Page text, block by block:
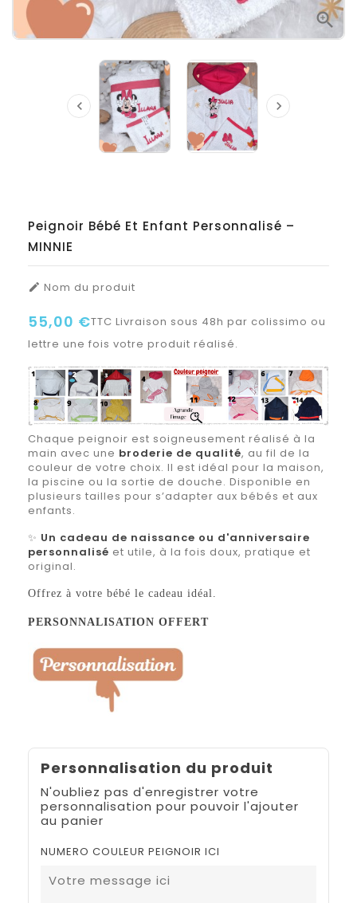

 
Peignoir Bébé Et Enfant Personnalisé –
MINNIE
 Nom du produit
55,00 €TTC Livraison sous 48h par colissimo ou
lettre une fois votre produit réalisé.
Chaque peignoir est soigneusement réalisé à la
main avec une broderie de qualité, au fil de la
couleur de votre choix. Il est idéal pour la maison,
la piscine ou la sortie de douche. Disponible en
plusieurs tailles pour s’adapter aux bébés et aux
enfants.
✨ Un cadeau de naissance ou d'anniversaire
personnalisé et utile, à la fois doux, pratique et
original.
Offrez à votre bébé le cadeau idéal.
PERSONNALISATION OFFERT
Personnalisation du produit
N'oubliez pas d'enregistrer votre
personnalisation pour pouvoir l'ajouter
au panier
NUMERO COULEUR PEIGNOIR ICI